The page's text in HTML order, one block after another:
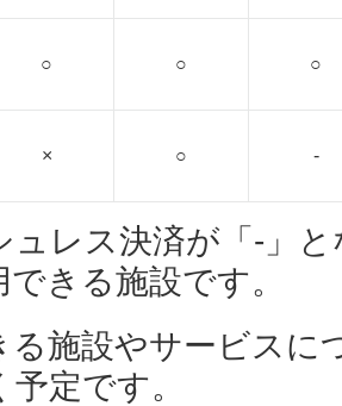
○ ○ ○
× ○ -
レス決済が「-」
きる施設です。
施設やサービスに
予定です。